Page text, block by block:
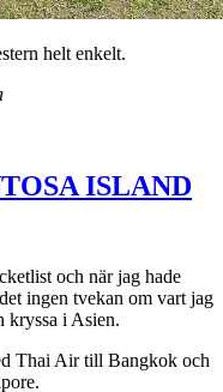
helt enkelt.
ISLAND
och när jag hade
ingen tvekan om vart jag
kryssa i Asien.
Thai Air till Bangkok och